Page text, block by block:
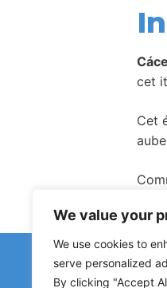
We value your
We use cookies to
serve personalized
By clicking "Accept
cet
Cet